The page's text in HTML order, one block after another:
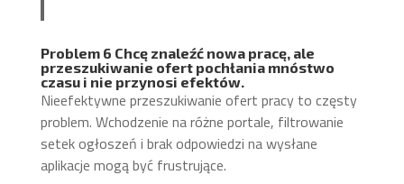
Problem 6 Chcę znaleźć nowa pracę, ale
przeszukiwanie ofert pochłania mnóstwo
czasu i nie przynosi efektów.
Nieefektywne przeszukiwanie ofert pracy to częsty
problem. Wchodzenie na różne portale, filtrowanie
setek ogłoszeń i brak odpowiedzi na wysłane
aplikacje mogą być frustrujące.